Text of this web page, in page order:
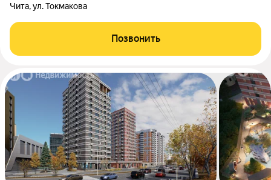
Чита, ул. Токмакова
Позвонить